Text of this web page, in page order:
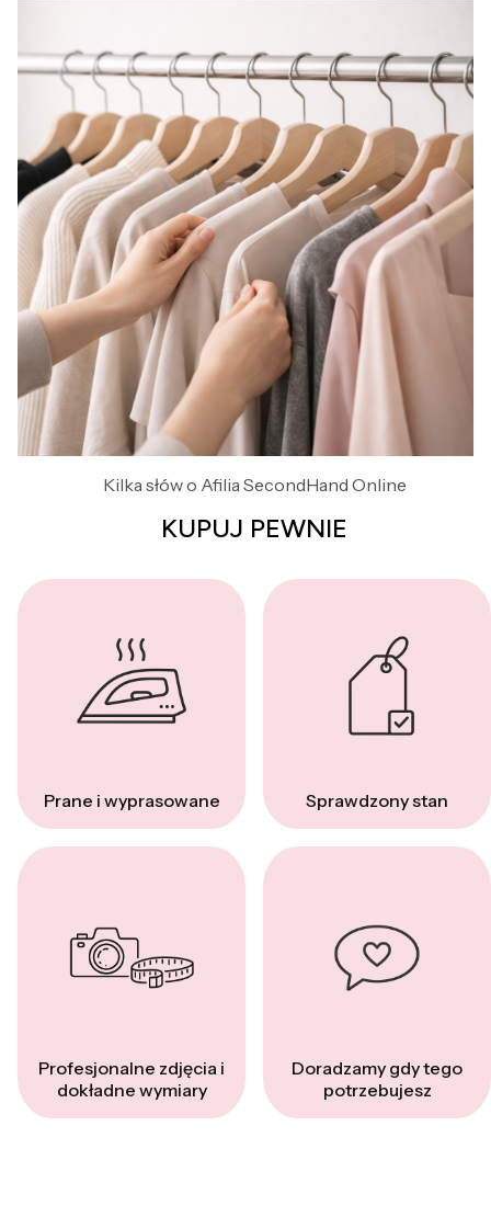
Kilka słów o Afilia SecondHand Online
KUPUJ PEWNIE
Prane i wyprasowane Sprawdzony stan
Profesjonalne zdjęcia i
dokładne wymiary
Doradzamy gdy tego
potrzebujesz